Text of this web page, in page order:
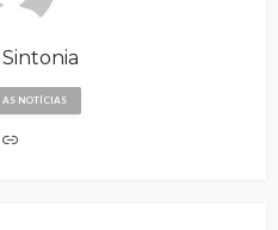
AS NOTÍCIAS